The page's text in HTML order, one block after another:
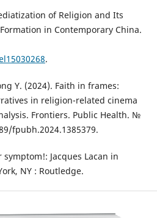
of Religion and Its
in Contemporary China.
.
Y. (2024). Faith in frames:
in religion-related cinema
Frontiers. Public Health. №
fpubh.2024.1385379.
symptom!: Jacques Lacan in
NY : Routledge.